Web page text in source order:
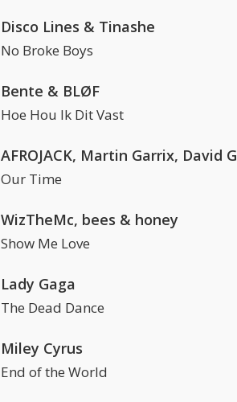
Disco Lines & Tinashe
No Broke Boys
Bente & BLØF
Hoe Hou Ik Dit Vast
Our Time
WizTheMc, bees & honey
Show Me Love
Lady Gaga
The Dead Dance
Miley Cyrus
End of the World